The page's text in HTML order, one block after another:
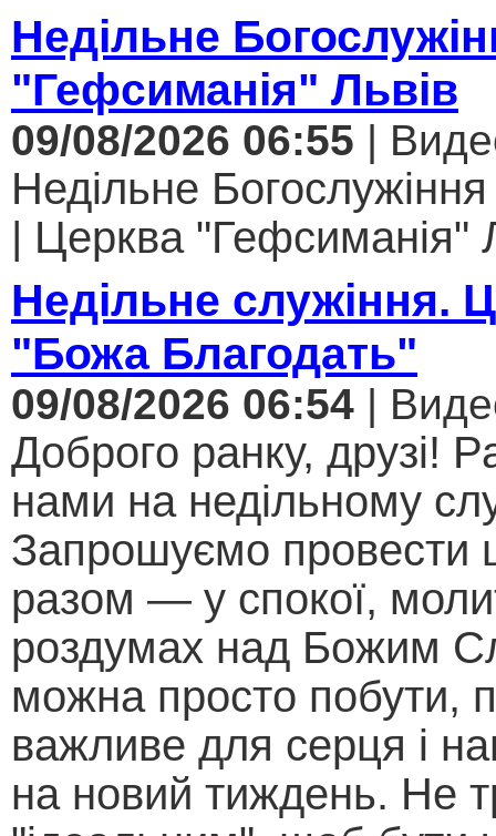
Недільне
"Гефсиманія" Львів
09/08/2026 06:55 |
Недільне
| Церква "Гефсиманія"
Недільне служіння.
"Божа Благодать"
09/08/2026 06:54 |
Доброго ранку, друзі!
нами на недільному
Запрошуємо провести
разом — у спокої,
роздумах над Божим
можна просто побути,
важливе для серця і
на новий тиждень. Не